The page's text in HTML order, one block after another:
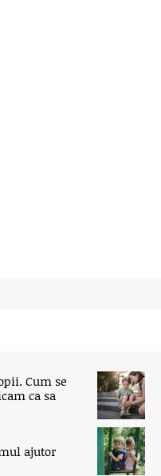
Cum se
ca sa
ajutor